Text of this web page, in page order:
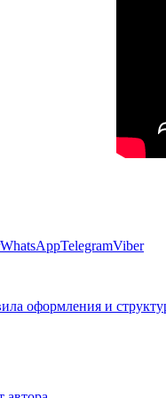
WhatsAppTelegramViber
оформления и